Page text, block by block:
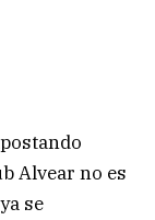
Alvear no es
se